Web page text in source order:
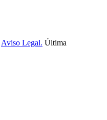
Aviso Legal. Última